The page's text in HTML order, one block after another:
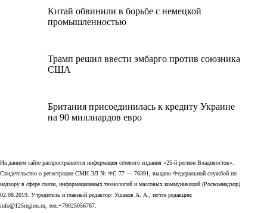
Китай обвинили в борьбе с немецкой
промышленностью
Трамп решил ввести эмбарго против союзника
США
Британия присоединилась к кредиту Украине
на 90 миллиардов евро
На данном сайте распространяется информация сетевого издания «25-й регион Владивосток».
Свидетельство о регистрации СМИ ЭЛ № ФС 77 — 76391, выдано Федеральной службой по
надзору в сфере связи, информационных технологий и массовых коммуникаций (Роскомнадзор)
02.08.2019. Учредитель и главный редактор: Ушаков А. А., почта редакции:
info@125region.ru, тел.+79025056767.